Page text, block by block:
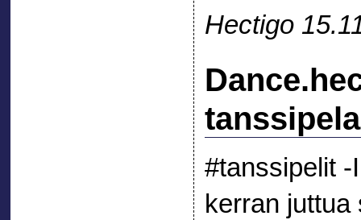
Hectigo
#tanssipelit
kerran